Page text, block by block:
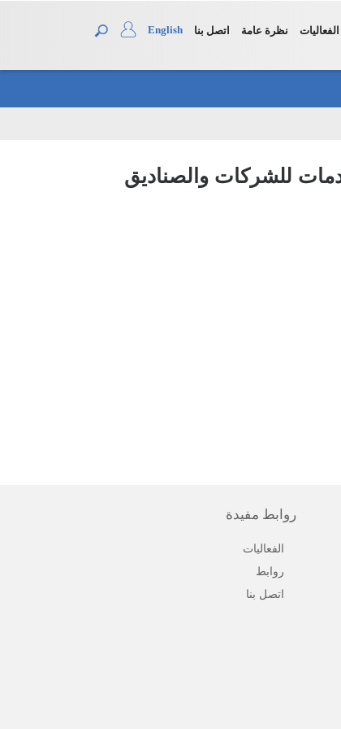
الفعاليات نظرة عامة اتصل بنا English
للشركات والصناديق
روابط مفيدة
الفعاليات
روابط
اتصل بنا